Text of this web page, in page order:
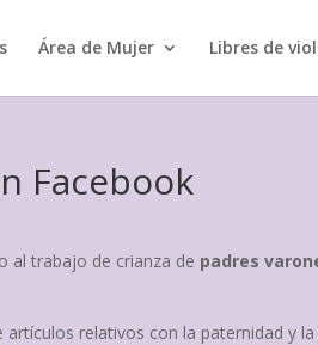
Área de Mujer Libres de
Facebook
al trabajo de crianza de padres
artículos relativos con la paternidad y la